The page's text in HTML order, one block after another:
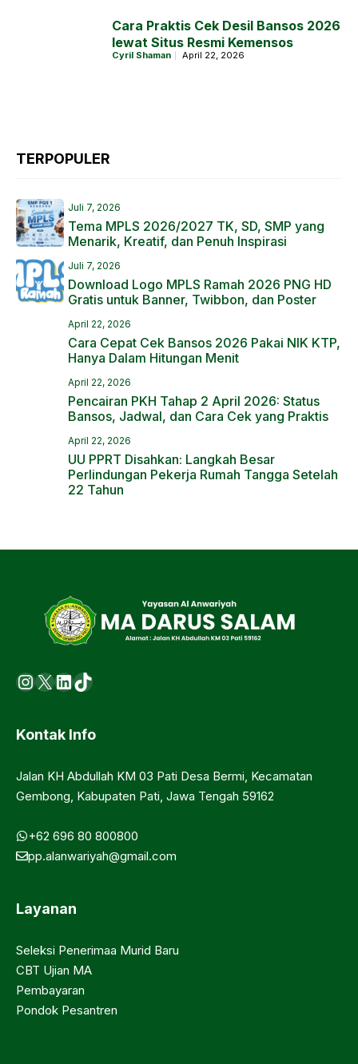
Cara Praktis Cek Desil Bansos 2026
lewat Situs Resmi Kemensos
Cyril Shaman April 22, 2026
TERPOPULER
Juli 7, 2026
Tema MPLS 2026/2027 TK, SD, SMP yang
Menarik, Kreatif, dan Penuh Inspirasi
Juli 7, 2026
Download Logo MPLS Ramah 2026 PNG HD
Gratis untuk Banner, Twibbon, dan Poster
April 22, 2026
Cara Cepat Cek Bansos 2026 Pakai NIK KTP,
Hanya Dalam Hitungan Menit
April 22, 2026
Pencairan PKH Tahap 2 April 2026: Status
Bansos, Jadwal, dan Cara Cek yang Praktis
April 22, 2026
UU PPRT Disahkan: Langkah Besar
Perlindungan Pekerja Rumah Tangga Setelah
22 Tahun
Instagram
X LinkedIn
https://www.tiktok.com/
Kontak Info
Jalan KH Abdullah KM 03 Pati Desa Bermi, Kecamatan
Gembong, Kabupaten Pati, Jawa Tengah 59162
+62 696 80 800800
pp.alanwariyah@gmail.com
Layanan
Seleksi Penerimaa Murid Baru
CBT Ujian MA
Pembayaran
Pondok Pesantren